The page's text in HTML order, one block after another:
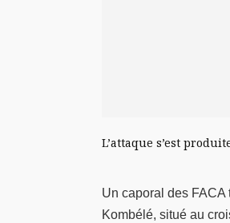
L’attaque s’est
Un caporal des FACA
Kombélé, situé au